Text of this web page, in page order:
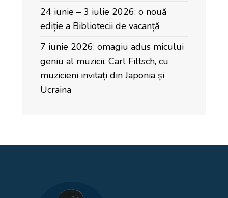
24 iunie – 3 iulie 2026: o nouă
ediție a Bibliotecii de vacanță
7 iunie 2026: omagiu adus micului
geniu al muzicii, Carl Filtsch, cu
muzicieni invitați din Japonia și
Ucraina